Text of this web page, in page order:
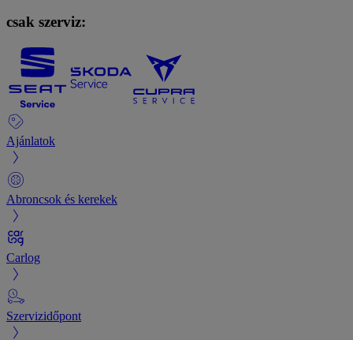
csak szerviz:
Ajánlatok
Abroncsok és kerekek
Carlog
Szervizidőpont